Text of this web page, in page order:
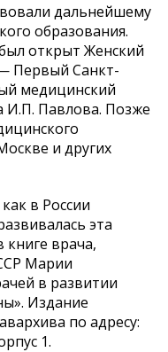
дальнейшему
образования.
открыт Женский
Первый Санкт-
медицинский
И.П. Павлова. Позже
и других
в России
эта
врача,
Марии
в развитии
Издание
по адресу:
1.